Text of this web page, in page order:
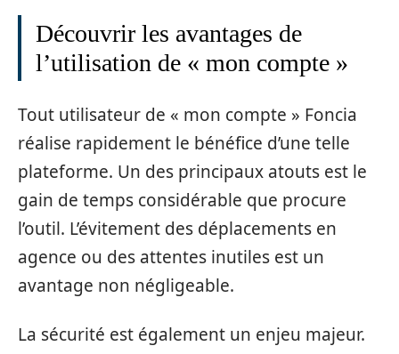
Découvrir les avantages de
l’utilisation de « mon compte »
Tout utilisateur de « mon compte » Foncia
réalise rapidement le bénéfice d’une telle
plateforme. Un des principaux atouts est le
gain de temps considérable que procure
l’outil. L’évitement des déplacements en
agence ou des attentes inutiles est un
avantage non négligeable.
La sécurité est également un enjeu majeur.